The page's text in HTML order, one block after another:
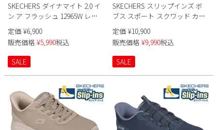
moz
new balance
puma
Parade
SKECHERS
EDWIN
new balance
new balance
asics
瞬足
トートバッグ
ショルダーバッグ
財布
会員サービス
お問い合わせ
営業日カレンダー
SKECHERS ダイナマイト 2.0 イ
ン ア フラッシュ 12965W レデ
ィース
定価 ¥6,900
販売価格 ¥5,990税込
SALE
SKECHERS スリップインズ ボ
ブス スポート スクワッド カオ
ス 117499 レディース
定価 ¥10,900
販売価格 ¥9,990税込
SALE